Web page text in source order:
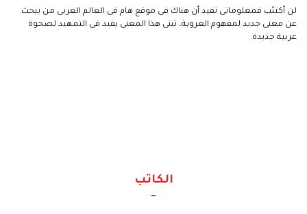
لن أكتئب فمعلوماتى تفيد أن هناك فى موقع هام فى العالم العربى من يبحث
عن معنى جديد لمفهوم العروبة، تبنى هذا المعنى يفيد فى التمهيد لصحوة
عربية جديدة.
الكاتب